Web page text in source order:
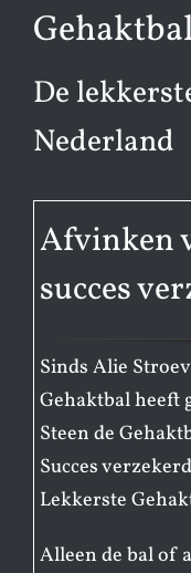
De
Nederland
Afvinken
succes
Sinds Alie
Gehaktbal heeft
Steen de
Succes
Lekkerste
Alleen de bal of